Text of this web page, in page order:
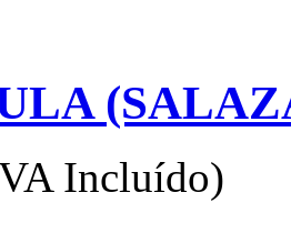
Incluído)